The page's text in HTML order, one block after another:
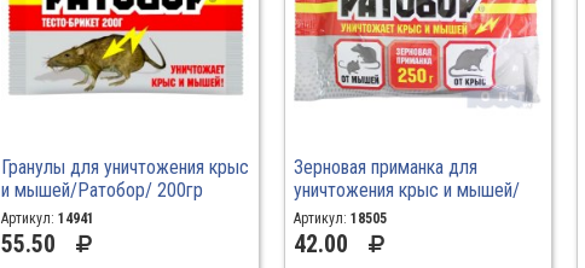
Гранулы для уничтожения крыс
и мышей/Ратобор/ 200гр
\30\50
Артикул:14941
55.50
Зерновая приманка для
уничтожения крыс и мышей/
Ратобор/ 250гр/30
Артикул: 18505
42.00